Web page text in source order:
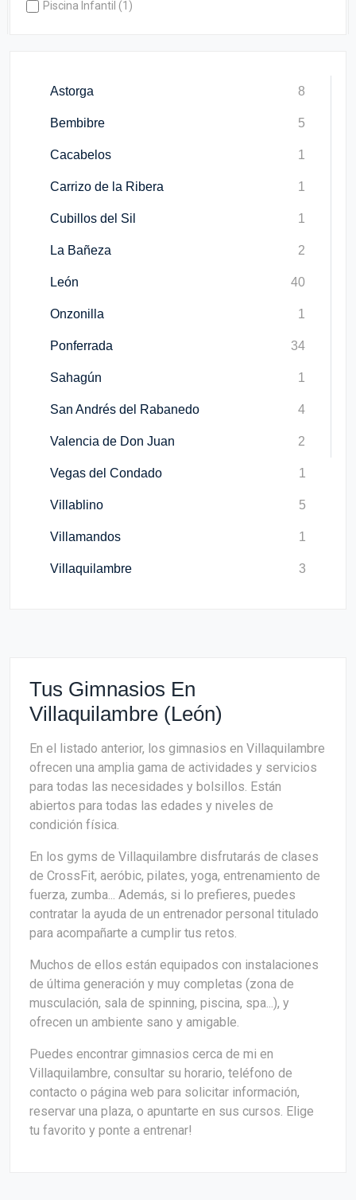
Piscina Infantil (1)
Astorga 8
Bembibre 5
Cacabelos 1
Carrizo de la Ribera 1
Cubillos del Sil 1
La Bañeza 2
León 40
Onzonilla 1
Ponferrada 34
Sahagún 1
San Andrés del Rabanedo 4
Valencia de Don Juan 2
Vegas del Condado 1
Villablino 5
Villamandos 1
Villaquilambre 3
Tus Gimnasios En
Villaquilambre (León)
En el listado anterior, los gimnasios en Villaquilambre
ofrecen una amplia gama de actividades y servicios
para todas las necesidades y bolsillos. Están
abiertos para todas las edades y niveles de
condición física.
En los gyms de Villaquilambre disfrutarás de clases
de CrossFit, aeróbic, pilates, yoga, entrenamiento de
fuerza, zumba... Además, si lo prefieres, puedes
contratar la ayuda de un entrenador personal titulado
para acompañarte a cumplir tus retos.
Muchos de ellos están equipados con instalaciones
de última generación y muy completas (zona de
musculación, sala de spinning, piscina, spa...), y
ofrecen un ambiente sano y amigable.
Puedes encontrar gimnasios cerca de mi en
Villaquilambre, consultar su horario, teléfono de
contacto o página web para solicitar información,
reservar una plaza, o apuntarte en sus cursos. Elige
tu favorito y ponte a entrenar!